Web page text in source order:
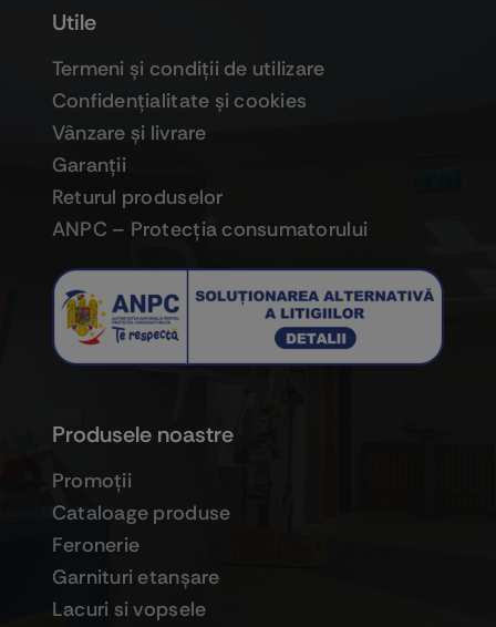
Produsele noastre
Promoţii
Cataloage produse
Feronerie
Garnituri etanşare
Lacuri si vopsele
Utile
Termeni şi condiţii de utilizare
Confidenţialitate şi cookies
Vânzare şi livrare
Garanţii
Returul produselor
ANPC – Protecţia consumatorului